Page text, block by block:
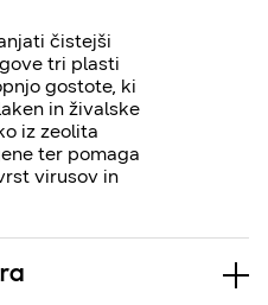
čistejši
tri plasti
gostote, ki
in živalske
iz zeolita
ter pomaga
virusov in